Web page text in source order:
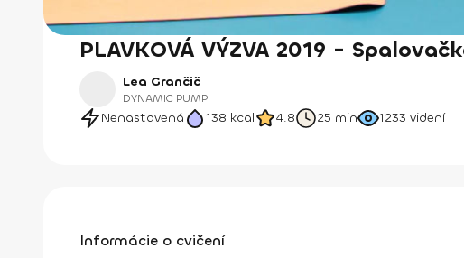
PLAVKOVÁ VÝZVA 2019 -
Lea Grančič
DYNAMIC PUMP
Nenastavená 138 kcal 4.8 25 min 1233 videní
Informácie o cvičení